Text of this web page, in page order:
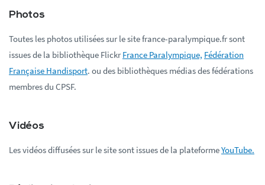
Photos
Toutes les photos utilisées sur le site france-paralympique.fr sont
issues de la bibliothèque Flickr France Paralympique, Fédération
Française Handisport. ou des bibliothèques médias des fédérations
membres du CPSF.
Vidéos
Les vidéos diffusées sur le site sont issues de la plateformeYouTube.